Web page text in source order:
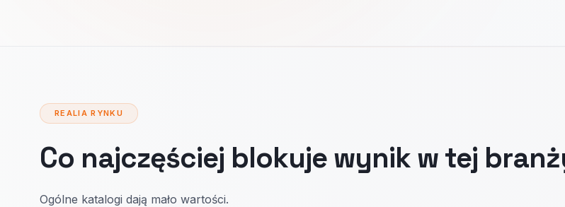
REALIA RYNKU
Co najczęściej blokuje wynik w tej
Ogólne katalogi dają mało wartości.